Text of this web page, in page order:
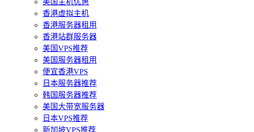
美国主机优惠
香港虚拟主机
香港服务器租用
香港站群服务器
美国VPS推荐
美国服务器租用
便宜香港VPS
日本服务器推荐
韩国服务器推荐
美国大带宽服务器
日本VPS推荐
新加坡VPS推荐